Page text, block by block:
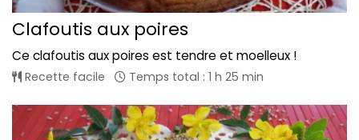
Clafoutis aux poires
Ce clafoutis aux poires est tendre et moelleux !
Recette facile Temps total : 1 h 25 min